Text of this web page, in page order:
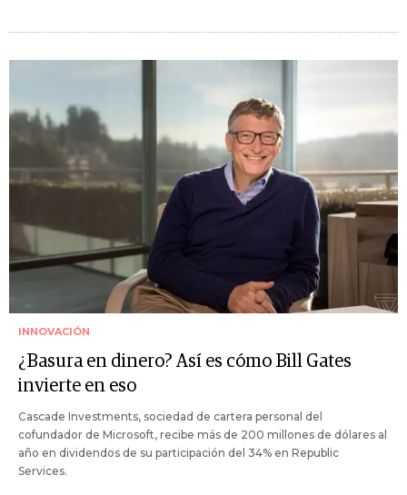
INNOVACIÓN
¿Basura en dinero? Así es cómo Bill Gates
invierte en eso
Cascade Investments, sociedad de cartera personal del
cofundador de Microsoft, recibe más de 200 millones de dólares al
año en dividendos de su participación del 34% en Republic
Services.